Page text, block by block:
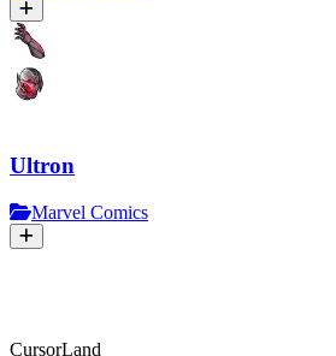
Ultron
Marvel Comics
CursorLand